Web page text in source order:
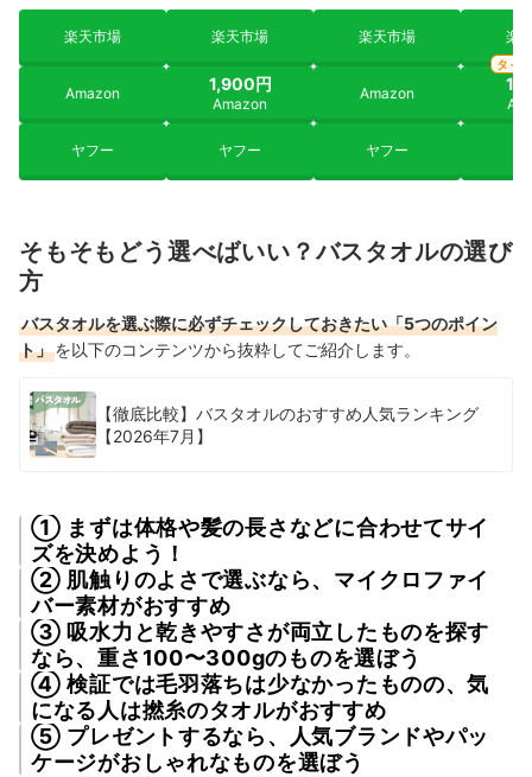
楽天市場
Amazon
ヤフー
楽天市場
1,900円
Amazon
ヤフー
楽天市場
Amazon
ヤフー
楽
タイ
そもそもどう選べばいい？バスタオルの選び
方
バスタオルを選ぶ際に必ずチェックしておきたい「5つのポイン
ト」を以下のコンテンツから抜粋してご紹介します。
【徹底比較】バスタオルのおすすめ人気ランキング
【2026年7月】
① まずは体格や髪の長さなどに合わせてサイ
ズを決めよう！
② 肌触りのよさで選ぶなら、マイクロファイ
バー素材がおすすめ
③ 吸水力と乾きやすさが両立したものを探す
なら、重さ100〜300gのものを選ぼう
④ 検証では毛羽落ちは少なかったものの、気
になる人は撚糸のタオルがおすすめ
⑤ プレゼントするなら、人気ブランドやパッ
ケージがおしゃれなものを選ぼう